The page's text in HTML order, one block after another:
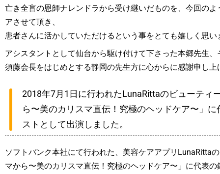
亡き全盲の恩師ナレンドラから受け継いだものを、今回の
アさせて頂き、
患者さんに活かしていただけるという事をとても嬉しく思い
アシスタントとして仙台から駆け付けて下さった本郷先生
須藤会長をはじめとする静岡の先生方に心からに感
2018年7月1日に行われたLunaRittaのビューティ
ら〜美のカリスマ直伝！究極のヘッドケア〜」
ストとして出演しました。
ソフトバンク本社にて行われた、美容ケアアプリLunaRitta
マから〜美のカリスマ直伝！究極のヘッドケア〜」に代表